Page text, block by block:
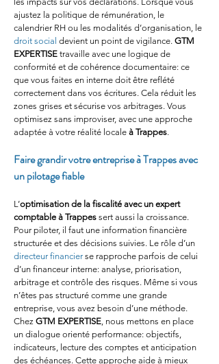
ajustez la politique de rémunération, le
calendrier RH ou les modalités d’organisation, le
droit social devient un point de vigilance. GTM
EXPERTISE travaille avec une logique de
conformité et de cohérence documentaire: ce
que vous faites en interne doit être reflété
correctement dans vos écritures. Cela réduit les
zones grises et sécurise vos arbitrages. Vous
optimisez sans improviser, avec une approche
adaptée à votre réalité locale à Trappes.
Faire grandir votre entreprise à Trappes avec
un pilotage fiable
L’optimisation de la fiscalité avec un expert
comptable à Trappes sert aussi la croissance.
Pour piloter, il faut une information financière
structurée et des décisions suivies. Le rôle d’un
directeur financier se rapproche parfois de celui
d’un financeur interne: analyse, priorisation,
arbitrage et contrôle des risques. Même si vous
n’êtes pas structuré comme une grande
entreprise, vous avez besoin d’une méthode.
Chez GTM EXPERTISE, nous mettons en place
un dialogue orienté performance: objectifs,
indicateurs, lecture des comptes et anticipation
des échéances. Cette approche aide à mieux